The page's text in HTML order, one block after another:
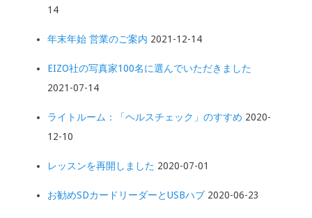
14
年末年始 営業のご案内 2021-12-14
EIZO社の写真家100名に選んでいただきました
2021-07-14
ライトルーム：「ヘルスチェック」のすすめ 2020-
12-10
レッスンを再開しました 2020-07-01
お勧めSDカードリーダーとUSBハブ 2020-06-23